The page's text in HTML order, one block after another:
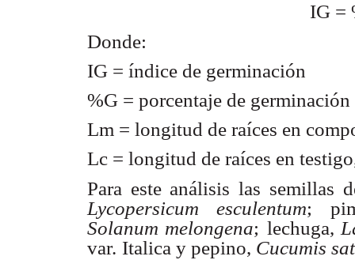
IG =
Donde:
IG = índice de germinación
%G = porcentaje de germinación
Lm = longitud de raíces en
Lc = longitud de raíces en
Para este análisis las semillas
Lycopersicum esculentum;
Solanum melongena; lechuga,
var. Italica y pepino, Cucumis